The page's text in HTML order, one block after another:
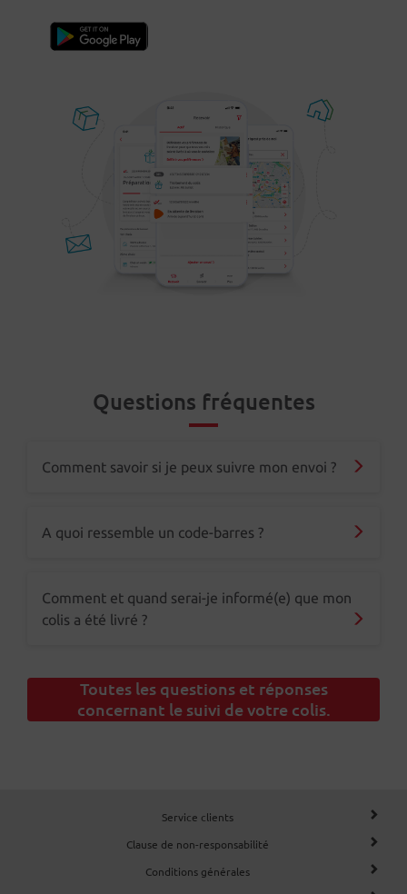
Questions fréquentes
Comment savoir si je peux suivre mon envoi ?
A quoi ressemble un code-barres ?
Comment et quand serai-je informé(e) que mon
colis a été livré ?
Toutes les questions et réponses
concernant le suivi de votre colis.
Service clients
Clause de non-responsabilité
Conditions générales